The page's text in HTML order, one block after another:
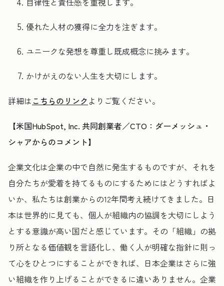
優れた人材の獲得に全力を注ぎます。
ユニークな発想を尊重し既成概念に挑みます。
かけがえのない人生を大切にします。
詳細は こちらのリンク よりご覧ください。
【米国HubSpot, Inc. 共同創業者／CTO：ダーメッシュ・
シャアからのコメント】
企業文化は企業の中で自然に発生するものですが、それを
自分たちが愛着を持てるものにするためにはどうすればよ
いか、私たちは創業からの12年間考え続けてきました。日
本は世界的に見ても、個人が組織内の協調を大切にしよう
とする意識が高い国だと感じています。その「組織」の拠
り所となる価値観を言語化し、働く人が明確な指針に則っ
て心をひとつにすることができれば、日本企業はさらに強
い組織を作り上げることができるに違いありません。企業